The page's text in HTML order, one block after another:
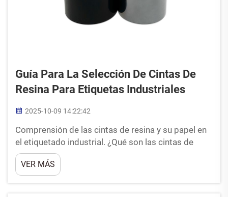
Guía Para La Selección De Cintas De
Resina Para Etiquetas Industriales
2025-10-09 14:22:42
Comprensión de las cintas de resina y su papel en
el etiquetado industrial. ¿Qué son las cintas de
resina en la impresión por transferencia térmica?
Las cintas de resina pertenecen a la categoría de
materiales de transferencia térmica. Básicamente
VER MÁS